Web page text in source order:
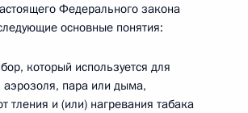
Федерального закона
основные понятия:
который используется для
аэрозоля, пара или дыма,
тления и (или) нагревания табака